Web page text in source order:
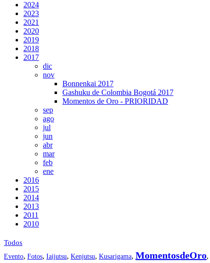
2024
2023
2021
2020
2019
2018
2017
dic
nov
Bonnenkai 2017
Gashuku de Colombia Bogotá 2017
Momentos de Oro - PRIORIDAD
sep
ago
jul
jun
abr
mar
feb
ene
2016
2015
2014
2013
2011
2010
Todos
Evento, Fotos, Iaijutsu, Kenjutsu, Kusarigama, MomentosdeOro,